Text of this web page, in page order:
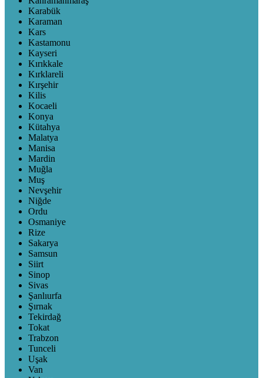
Karabük
Karaman
Kars
Kastamonu
Kayseri
Kırıkkale
Kırklareli
Kırşehir
Kilis
Kocaeli
Konya
Kütahya
Malatya
Manisa
Mardin
Muğla
Muş
Nevşehir
Niğde
Ordu
Osmaniye
Rize
Sakarya
Samsun
Siirt
Sinop
Sivas
Şanlıurfa
Şırnak
Tekirdağ
Tokat
Trabzon
Tunceli
Uşak
Van